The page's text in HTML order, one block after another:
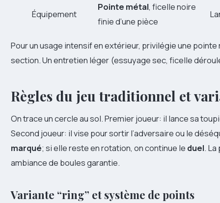
Équipement
Pointe métal, ficelle noire
finie d’une pièce
Pour un usage intensif en extérieur, privilégie une
section. Un entretien léger (essuyage sec, ficelle
Règles du jeu traditionnel et
On trace un cercle au sol. Premier joueur: il lance sa
Second joueur: il vise pour sortir l’adversaire ou le
marqué; si elle reste en rotation, on continue le duel.
ambiance de boules garantie.
Variante “ring” et système de points